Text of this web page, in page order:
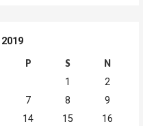
P S N
1
2
7 8
9
14 15
16